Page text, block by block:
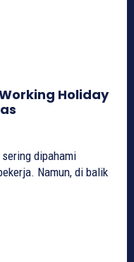
Holiday
dipahami
Namun, di balik